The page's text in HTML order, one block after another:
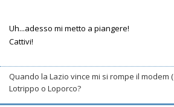
Uh...adesso mi metto a piangere!
Cattivi!
Quando la Lazio vince mi si rompe il modem (
Lotrippo o Loporco?